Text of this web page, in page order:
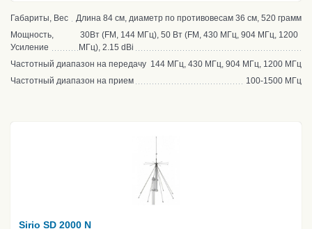
Габариты, Вес
Длина 84 см, диаметр по противовесам 36 см, 520 грамм
Мощность,
Усиление
30Вт (FM, 144 МГц), 50 Вт (FM, 430 МГц, 904 МГц, 1200
МГц), 2.15 dBi
Частотный диапазон на передачу 144 МГц, 430 МГц, 904 МГц, 1200 МГц
Частотный диапазон на прием
100-1500 МГц
Sirio SD 2000 N